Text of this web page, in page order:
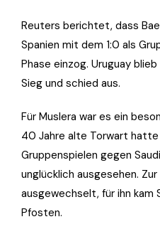
Reuters berichtet, dass
Spanien mit dem 1:0 als
Phase einzog. Uruguay
Sieg und schied aus.
Für Muslera war es ein
40 Jahre alte Torwart
Gruppenspielen gegen
unglücklich ausgesehen.
ausgewechselt, für ihn kam
Pfosten.